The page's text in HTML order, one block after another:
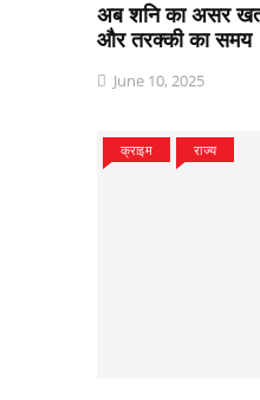
अब शनि का असर
और तरक्की का समय
June 10, 2025
क्राइम राज्य